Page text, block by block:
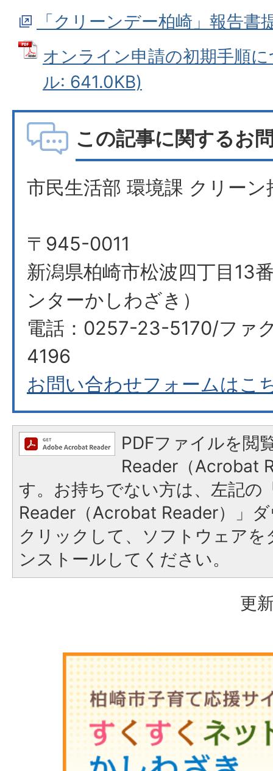
「クリーンデー柏崎」報告書
オンライン申請の初期手順
ル: 641.0KB)
この記事に関するお
市民生活部 環境課 クリーン
〒945-0011
新潟県柏崎市松波四丁目13
ンターかしわざき）
電話：0257-23-5170/ファ
4196
お問い合わせフォームはこ
PDFファイルを閲
Reader（Acrobat
す。お持ちでない方は、左記の
Reader（Acrobat Reader）」
クリックして、ソフトウェア
ンストールしてください。
更